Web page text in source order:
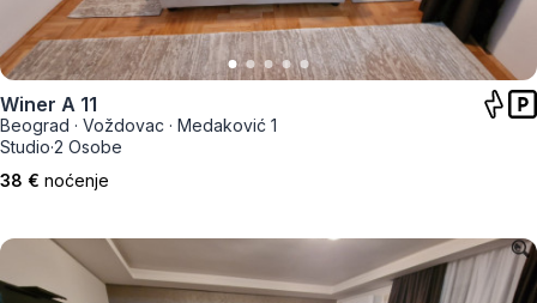
Winer A 11
Beograd · Voždovac · Medaković 1
Studio·2 Osobe
38 € noćenje